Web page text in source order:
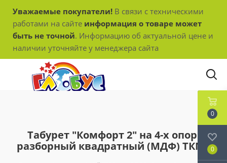
Уважаемые покупатели! В связи с техническими
работами на сайте информация о товаре может
быть не точной. Информацию об актуальной цене и
наличии уточняйте у менеджера сайта
Табурет "Комфорт 2" на 4-х опор.
разборный квадратный (МДФ) ТКМ2
0
0